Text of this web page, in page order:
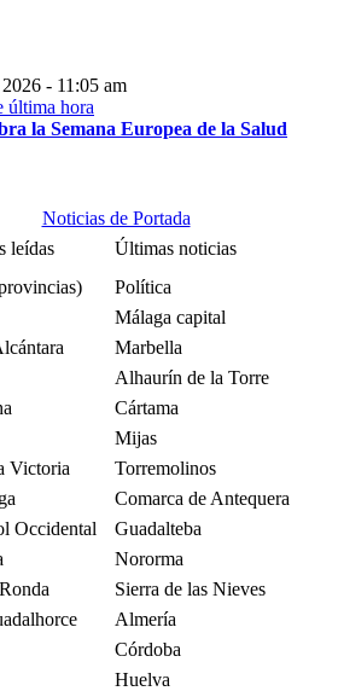
- 11:05 am
la Semana Europea de la Salud
Noticias de Portada
leídas
Últimas noticias
Política
Málaga capital
Marbella
Alhaurín de la Torre
Cártama
Mijas
Victoria
Torremolinos
Comarca de Antequera
Occidental
Guadalteba
Nororma
Sierra de las Nieves
Almería
Córdoba
Huelva